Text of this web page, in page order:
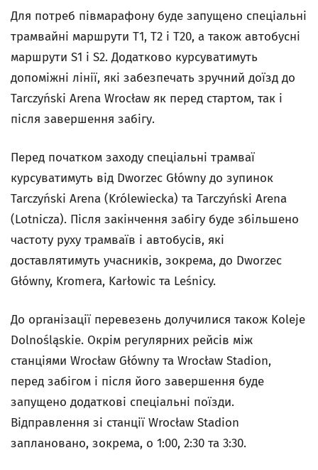
Для потреб півмарафону буде запущено спеціальні
трамвайні маршрути T1, T2 і T20, а також автобусні
маршрути S1 і S2. Додатково курсуватимуть
допоміжні лінії, які забезпечать зручний доїзд до
Tarczyński Arena Wrocław як перед стартом, так і
після завершення забігу.
Перед початком заходу спеціальні трамваї
курсуватимуть від Dworzec Główny до зупинок
Tarczyński Arena (Królewiecka) та Tarczyński Arena
(Lotnicza). Після закінчення забігу буде збільшено
частоту руху трамваїв і автобусів, які
доставлятимуть учасників, зокрема, до Dworzec
Główny, Kromera, Karłowic та Leśnicy.
До організації перевезень долучилися також Koleje
Dolnośląskie. Окрім регулярних рейсів між
станціями Wrocław Główny та Wrocław Stadion,
перед забігом і після його завершення буде
запущено додаткові спеціальні поїзди.
Відправлення зі станції Wrocław Stadion
заплановано, зокрема, о 1:00, 2:30 та 3:30.